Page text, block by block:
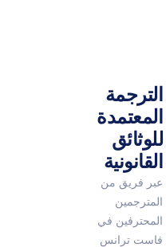
الترجمة
المعتمدة
للوثائق
القانونية
عبر فريق من
المترجمين
المحترفين في
فاست ترانس